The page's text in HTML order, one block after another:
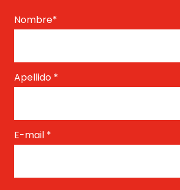
Nombre*
Apellido *
E-mail *